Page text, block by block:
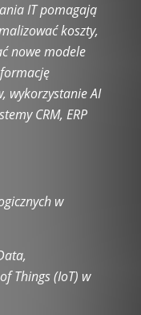
Internetu
tematy
(IoT)
PowerPoint
streaming
Media i technologia
Systemy operacyjne
IT pomagają
koszty,
nowe modele
wykorzystanie AI
CRM, ERP
w
Things (IoT) w